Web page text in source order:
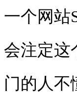
一个网站
会注定这
门的人不